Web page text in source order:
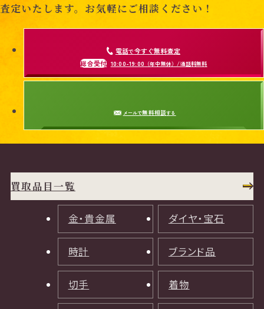
査定いたします。お気軽にご相談ください！
電話で今すぐ無料査定
総合受付 10:00-19:00 （年中無休）/通話料無料
メールで無料相談する
買取品目一覧
金・貴金属 ダイヤ・宝石
時計 ブランド品
切手 着物